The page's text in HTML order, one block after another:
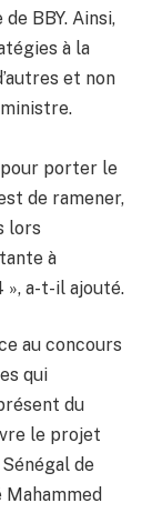
BBY. Ainsi,
à la
et non
pour porter le
de ramener,
lors
à
», a-t-il ajouté.
au concours
qui
du
le projet
de